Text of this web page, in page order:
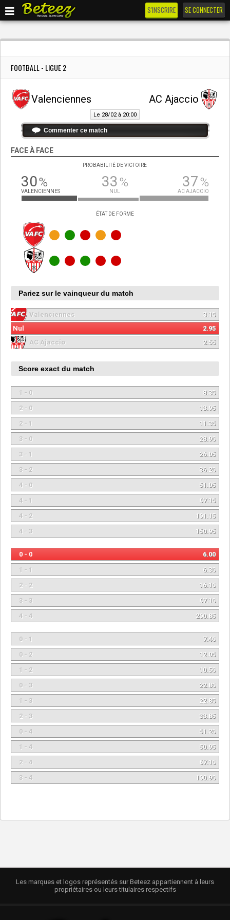
S'INSCRIRE SE CONNECTER
FOOTBALL - LIGUE 2
Valenciennes AC Ajaccio
Le 28/02 à 20:00
Commenter ce match
FACE À FACE
PROBABILITÉ DE VICTOIRE
30%
VALENCIENNES
33%
NUL
37%
AC AJACCIO
ÉTAT DE FORME
Pariez sur le vainqueur du match
Valenciennes
3.15
Nul
2.95
AC Ajaccio
2.55
Score exact du match
1 - 0
8.35
2 - 0
13.95
2 - 1
11.35
3 - 0
28.90
3 - 1
26.05
3 - 2
36.20
4 - 0
51.05
4 - 1
67.15
4 - 2
101.15
4 - 3
150.95
0 - 0
6.00
1 - 1
6.30
2 - 2
16.10
3 - 3
67.10
4 - 4
200.85
0 - 1
7.40
0 - 2
12.05
1 - 2
10.50
0 - 3
22.80
1 - 3
22.85
2 - 3
33.85
0 - 4
51.20
1 - 4
50.95
2 - 4
67.10
3 - 4
100.90
Les marques et logos représentés sur Beteez appartiennent à leurs
propriétaires ou leurs titulaires respectifs